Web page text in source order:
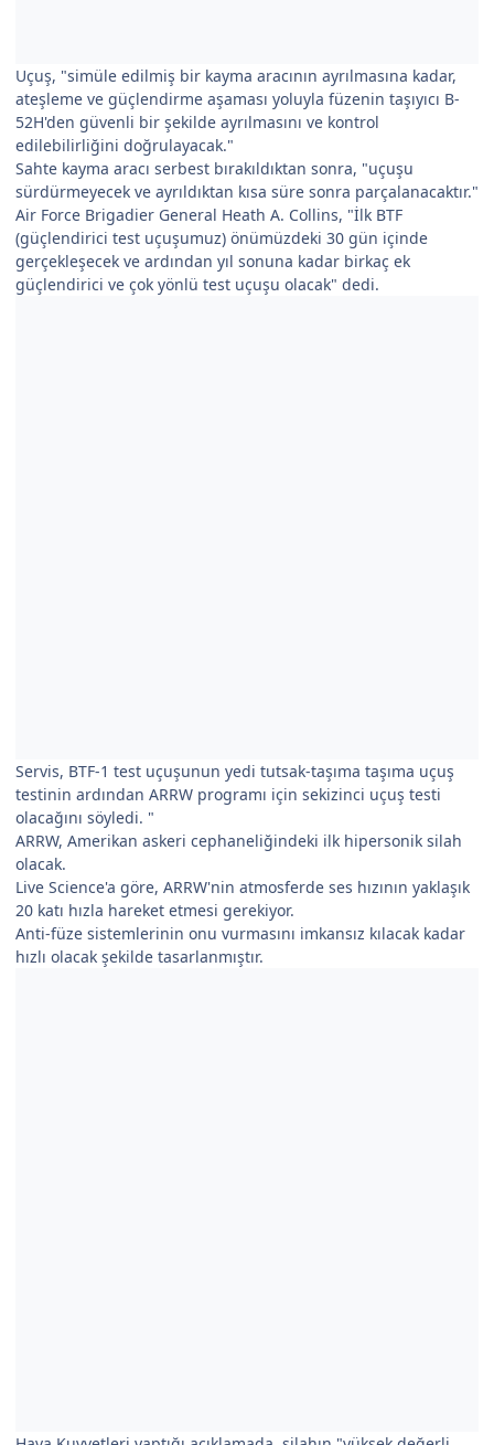
Uçuş, "simüle edilmiş bir kayma aracının ayrılmasına kadar,
ateşleme ve güçlendirme aşaması yoluyla füzenin taşıyıcı B-
52H'den güvenli bir şekilde ayrılmasını ve kontrol
edilebilirliğini doğrulayacak."
Sahte kayma aracı serbest bırakıldıktan sonra, "uçuşu
sürdürmeyecek ve ayrıldıktan kısa süre sonra parçalanacaktır."
Air Force Brigadier General Heath A. Collins, "İlk BTF
(güçlendirici test uçuşumuz) önümüzdeki 30 gün içinde
gerçekleşecek ve ardından yıl sonuna kadar birkaç ek
güçlendirici ve çok yönlü test uçuşu olacak" dedi.
Servis, BTF-1 test uçuşunun yedi tutsak-taşıma taşıma uçuş
testinin ardından ARRW programı için sekizinci uçuş testi
olacağını söyledi. "
ARRW, Amerikan askeri cephaneliğindeki ilk hipersonik silah
olacak.
Live Science'a göre, ARRW'nin atmosferde ses hızının yaklaşık
20 katı hızla hareket etmesi gerekiyor.
Anti-füze sistemlerinin onu vurmasını imkansız kılacak kadar
hızlı olacak şekilde tasarlanmıştır.